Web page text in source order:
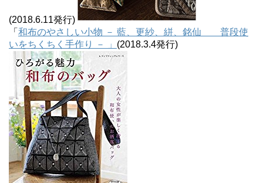
(2018.6.11発行)
「 和布のやさしい小物 － 藍、更紗、絣、銘仙 普段使
いをちくちく手作り － 」 (2018.3.4発行)